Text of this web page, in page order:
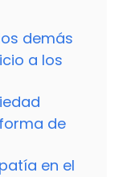
demás
a los
de
en el